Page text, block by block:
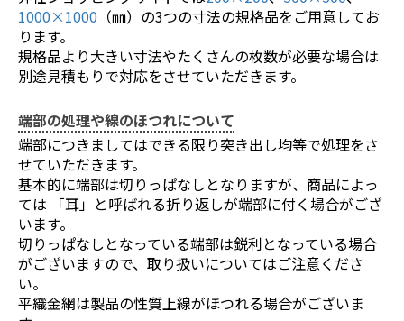
お買い物を続ける カートへ進む
1000×1000 （㎜）の3つの寸法の規格品をご用意してお
ります。
規格品より大きい寸法やたくさんの枚数が必要な場合は
別途見積もりで対応をさせていただきます。
端部の処理や線のほつれについて
端部につきましてはできる限り突き出し均等で処理をさ
せていただきます。
基本的に端部は切りっぱなしとなりますが、商品によっ
ては 「耳」と呼ばれる折り返しが端部に付く場合がござ
います。
切りっぱなしとなっている端部は鋭利となっている場合
がございますので、取り扱いについてはご注意くださ
い。
平織金網は製品の性質上線がほつれる場合がございま